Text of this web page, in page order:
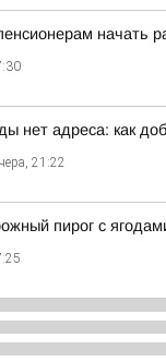
начать
нет адреса: как
21:22
пирог с